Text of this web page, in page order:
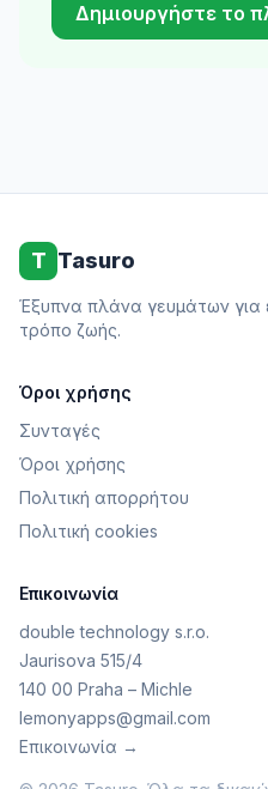
Δημιουργήστε το
T Tasuro
Έξυπνα πλάνα γευμάτων για
τρόπο ζωής.
Όροι χρήσης
Συνταγές
Όροι χρήσης
Πολιτική απορρήτου
Πολιτική cookies
Επικοινωνία
double technology s.r.o.
Jaurisova 515/4
140 00 Praha – Michle
lemonyapps@gmail.com
Επικοινωνία →